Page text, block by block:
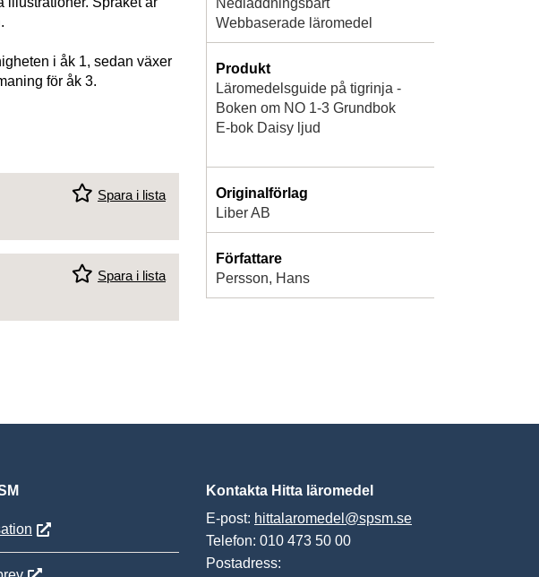
i åk 1, sedan växer
för åk 3.
Spara i lista
Spara i lista
Webbaserade läromedel
Produkt
Läromedelsguide på tigrinja -
Boken om NO 1-3 Grundbok
E-bok Daisy ljud
Originalförlag
Liber AB
Författare
Persson, Hans
Kontakta Hitta läromedel
E-post: hittalaromedel@spsm.se
Telefon: 010 473 50 00
Postadress: